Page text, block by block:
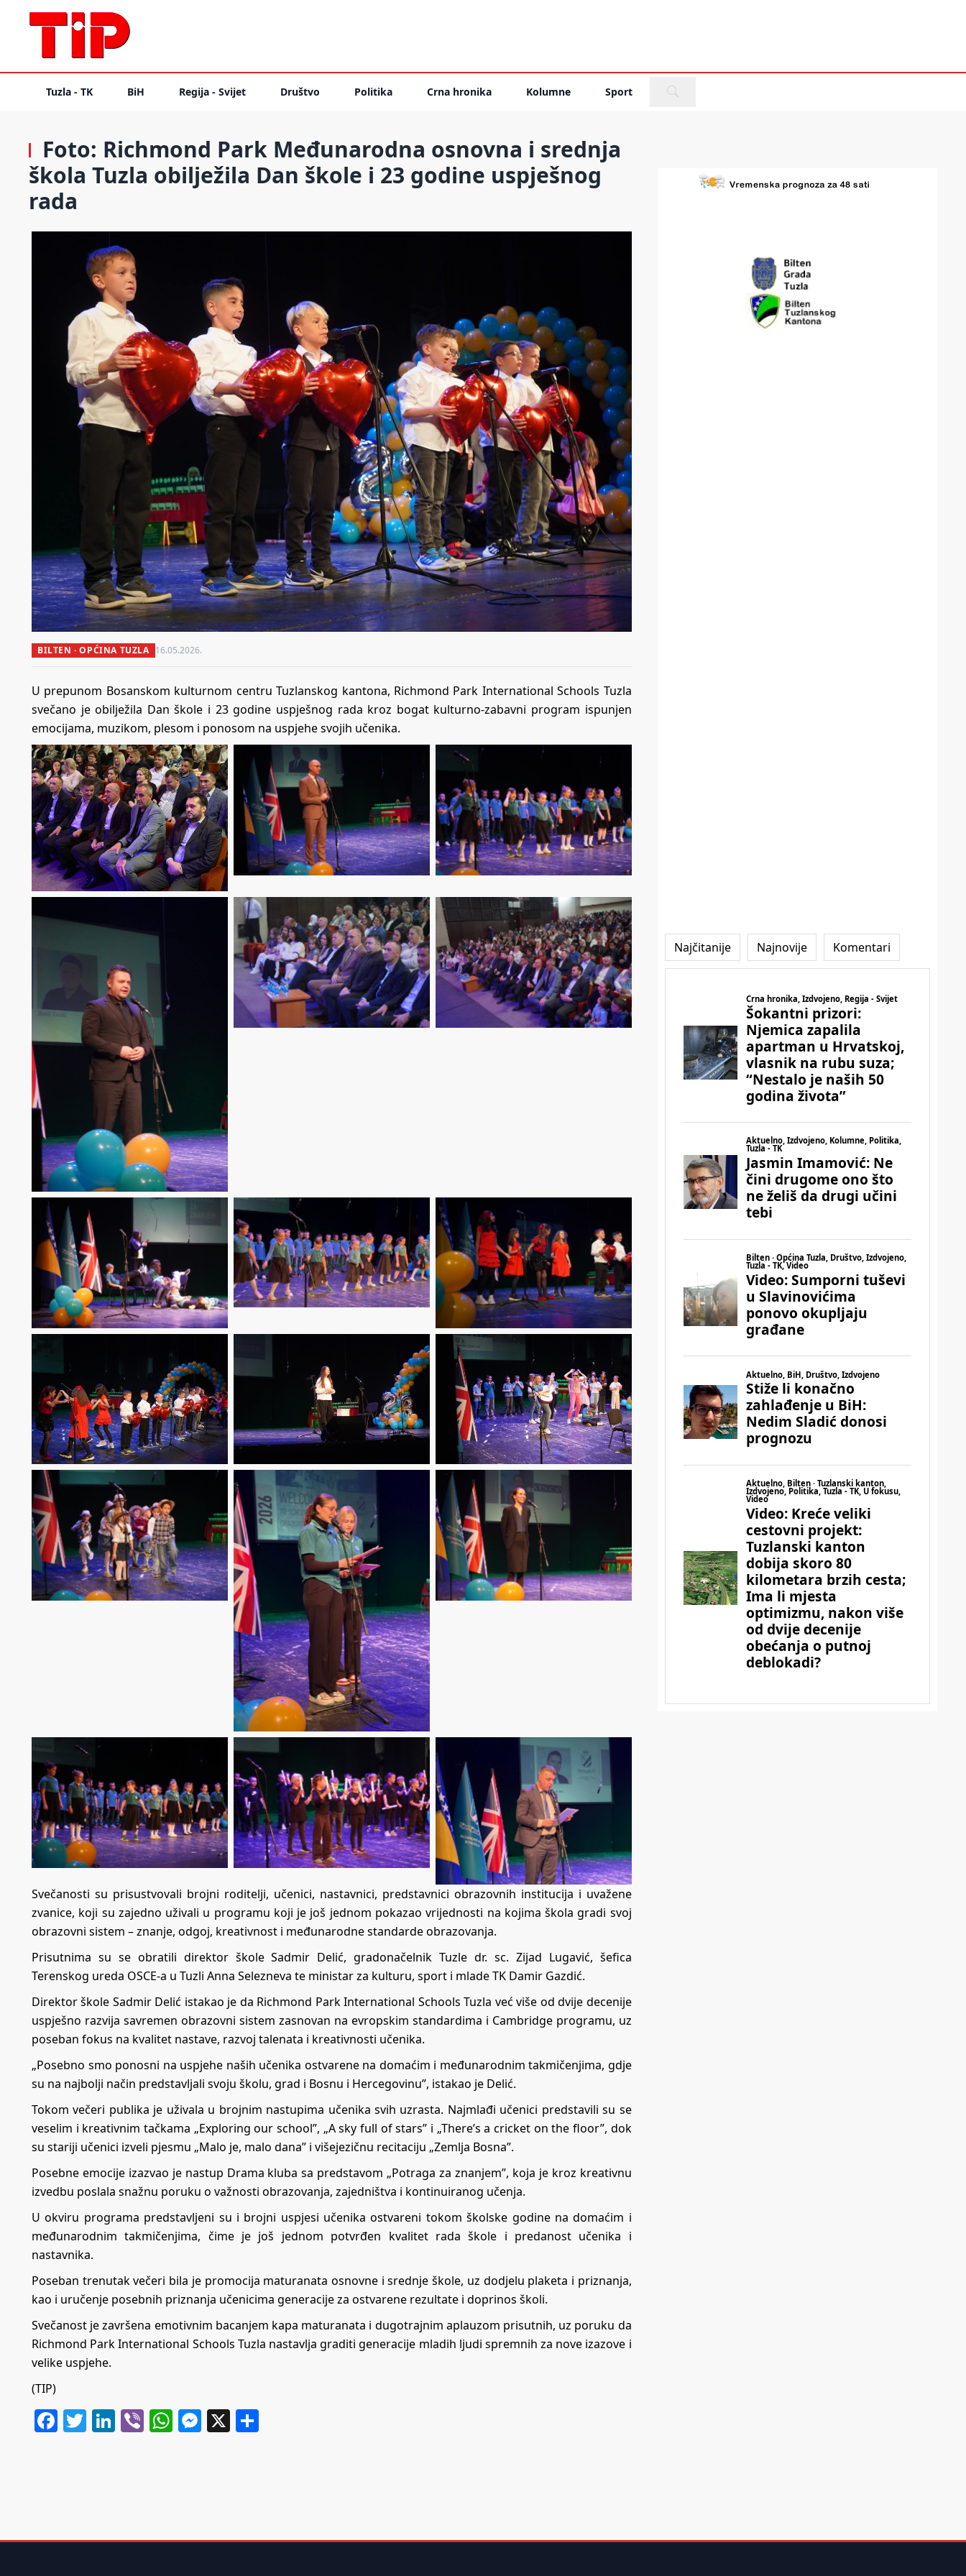
Tuzla - TK BiH Regija - Svijet Društvo Politika Crna hronika Kolumne Sport
Foto: Richmond Park Međunarodna osnovna i srednja
škola Tuzla obilježila Dan škole i 23 godine uspješnog
rada
BILTEN · OPĆINA TUZLA 16.05.2026.
U prepunom Bosanskom kulturnom centru Tuzlanskog kantona, Richmond Park International Schools Tuzla
svečano je obilježila Dan škole i 23 godine uspješnog rada kroz bogat kulturno-zabavni program ispunjen
emocijama, muzikom, plesom i ponosom na uspjehe svojih učenika.
Svečanosti su prisustvovali brojni roditelji, učenici, nastavnici, predstavnici obrazovnih institucija i uvažene
zvanice, koji su zajedno uživali u programu koji je još jednom pokazao vrijednosti na kojima škola gradi svoj
obrazovni sistem – znanje, odgoj, kreativnost i međunarodne standarde obrazovanja.
Prisutnima su se obratili direktor škole Sadmir Delić, gradonačelnik Tuzle dr. sc. Zijad Lugavić, šefica
Terenskog ureda OSCE-a u Tuzli Anna Selezneva te ministar za kulturu, sport i mlade TK Damir Gazdić.
Direktor škole Sadmir Delić istakao je da Richmond Park International Schools Tuzla već više od dvije decenije
uspješno razvija savremen obrazovni sistem zasnovan na evropskim standardima i Cambridge programu, uz
poseban fokus na kvalitet nastave, razvoj talenata i kreativnosti učenika.
„Posebno smo ponosni na uspjehe naših učenika ostvarene na domaćim i međunarodnim takmičenjima, gdje
su na najbolji način predstavljali svoju školu, grad i Bosnu i Hercegovinu”, istakao je Delić.
Tokom večeri publika je uživala u brojnim nastupima učenika svih uzrasta. Najmlađi učenici predstavili su se
veselim i kreativnim tačkama „Exploring our school”, „A sky full of stars” i „There’s a cricket on the floor”, dok
su stariji učenici izveli pjesmu „Malo je, malo dana” i višejezičnu recitaciju „Zemlja Bosna”.
Posebne emocije izazvao je nastup Drama kluba sa predstavom „Potraga za znanjem”, koja je kroz kreativnu
izvedbu poslala snažnu poruku o važnosti obrazovanja, zajedništva i kontinuiranog učenja.
U okviru programa predstavljeni su i brojni uspjesi učenika ostvareni tokom školske godine na domaćim i
međunarodnim takmičenjima, čime je još jednom potvrđen kvalitet rada škole i predanost učenika i
nastavnika.
Poseban trenutak večeri bila je promocija maturanata osnovne i srednje škole, uz dodjelu plaketa i priznanja,
kao i uručenje posebnih priznanja učenicima generacije za ostvarene rezultate i doprinos školi.
Svečanost je završena emotivnim bacanjem kapa maturanata i dugotrajnim aplauzom prisutnih, uz poruku da
Richmond Park International Schools Tuzla nastavlja graditi generacije mladih ljudi spremnih za nove izazove i
velike uspjehe.
(TIP)
Facebook
Twitter
LinkedIn
ViberWhatsApp
Messenger
X
Najčitanije Najnovije Komentari